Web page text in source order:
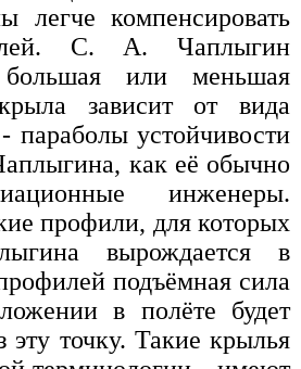
легче компенсировать
С. А. Чаплыгин
или меньшая
зависит от вида
параболы устойчивости
как её обычно
инженеры.
профили, для которых
вырождается в
подъёмная сила
в полёте будет
эту точку. Такие крылья